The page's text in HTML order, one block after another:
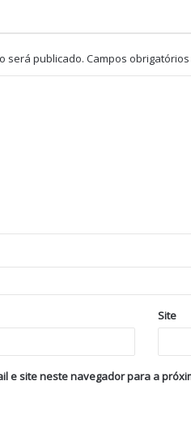
será publicado. Campos
Site
e site neste navegador para a